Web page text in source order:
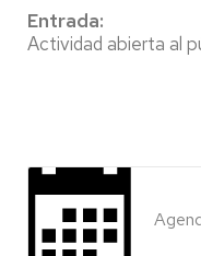
Entrada:
Actividad abierta al